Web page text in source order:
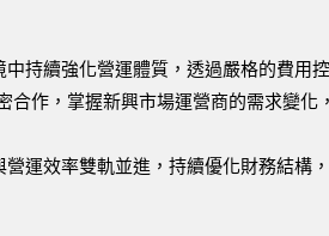
持續強化營運體質，透過嚴格的費用
作，掌握新興市場運營商的需求變化
運效率雙軌並進，持續優化財務結構